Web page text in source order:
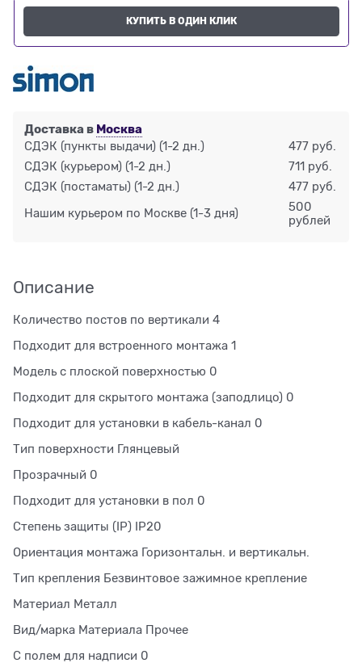
КУПИТЬ В ОДИН КЛИК
Доставка в Москва
СДЭК (пункты выдачи) (1-2 дн.)
477 руб.
СДЭК (курьером) (1-2 дн.)
711 руб.
СДЭК (постаматы) (1-2 дн.) 477 руб.
Нашим курьером по Москве (1-3 дня)
500
рублей
Описание
Количество постов по вертикали 4
Подходит для встроенного монтажа 1
Модель с плоской поверхностью 0
Подходит для скрытого монтажа (заподлицо) 0
Подходит для установки в кабель-канал 0
Тип поверхности Глянцевый
Прозрачный 0
Подходит для установки в пол 0
Степень защиты (IP) IP20
Ориентация монтажа Горизонтальн. и вертикальн.
Тип крепления Безвинтовое зажимное крепление
Материал Металл
Вид/марка Материала Прочее
С полем для надписи 0